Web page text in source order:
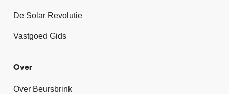
De Solar Revolutie
Vastgoed Gids
Over
Over Beursbrink